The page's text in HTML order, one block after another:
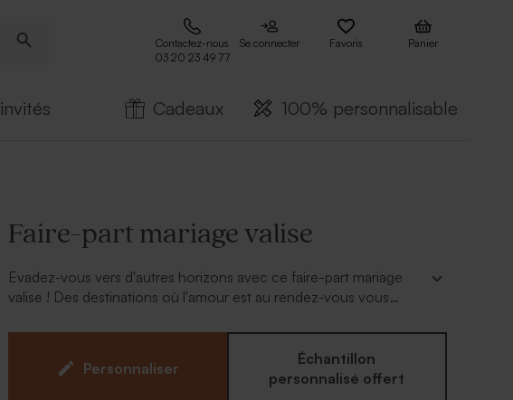
Contactez-nous
03 20 23 49 77
Se connecter Favoris Panier
Cadeaux 100% personnalisable
Faire-part mariage valise
Evadez-vous vers d'autres horizons avec ce faire-part mariage
valise ! Des destinations où l'amour est au rendez-vous vous
beau des voyages !
Personnaliser
Échantillon
personnalisé offert